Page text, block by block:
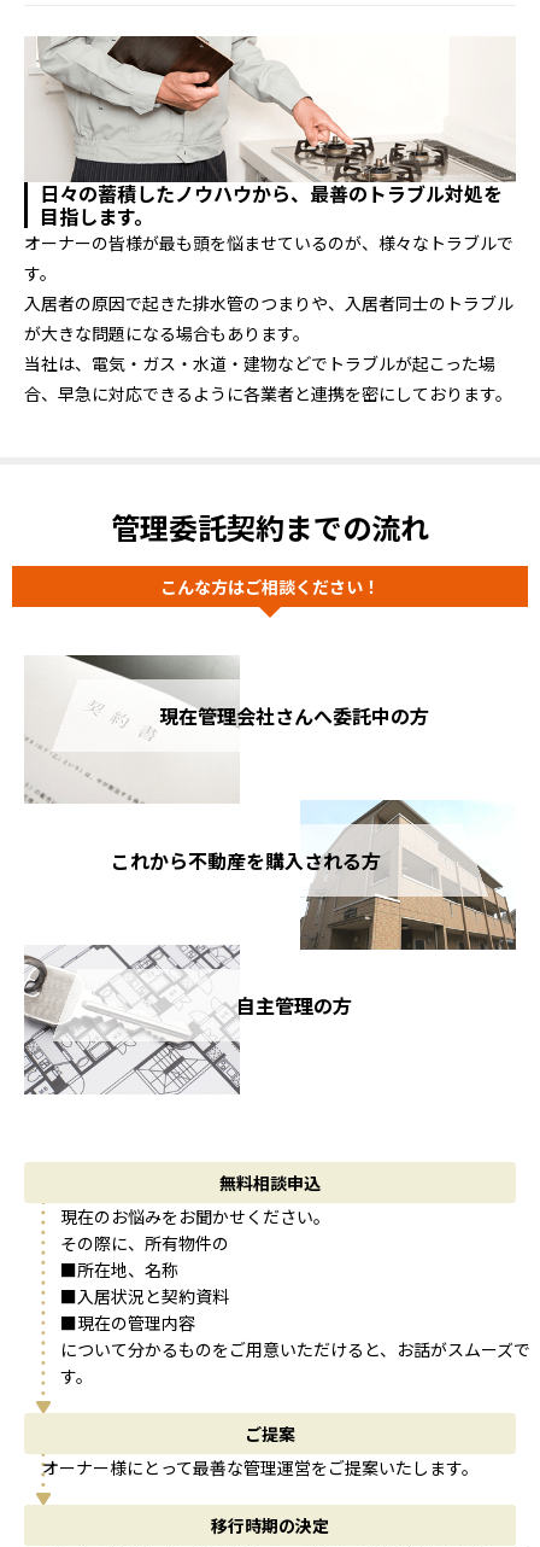
日々の蓄積したノウハウから、最善のトラブル対処を
目指します。
オーナーの皆様が最も頭を悩ませているのが、様々なトラブルで
す。
入居者の原因で起きた排水管のつまりや、入居者同士のトラブル
が大きな問題になる場合もあります。
当社は、電気・ガス・水道・建物などでトラブルが起こった場
合、早急に対応できるように各業者と連携を密にしております。
こんな方はご相談ください！
管理委託契約までの流れ
現在管理会社さんへ委託中の方
これから不動産を購入される方
自主管理の方
無料相談申込
現在のお悩みをお聞かせください。
その際に、所有物件の
■所在地、名称
■入居状況と契約資料
■現在の管理内容
について分かるものをご用意いただけると、お話がスムーズで
す。
ご提案
オーナー様にとって最善な管理運営をご提案いたします。
移行時期の決定